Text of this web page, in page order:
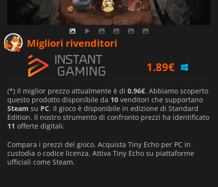
Migliori rivenditori
1.89€
2.13€
(*) Il miglior prezzo attualmente è di 0.96€. Abbiamo scoperto
questo prodotto disponibile da 10 venditori che supportano
Steam su PC. Il gioco è disponibile in edizione di Standard
Edition. Il nostro strumento di confronto prezzi ha identificato
11 offerte digitali.
Compara i prezzi del gioco. Acquista Tiny Echo per PC in
custodia o codice licenza. Attiva Tiny Echo su piattaforme
ufficiali come Steam.